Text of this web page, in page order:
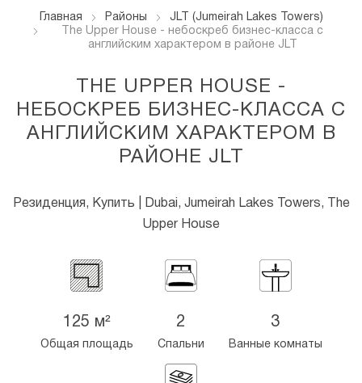
Главная Районы
JLT (Jumeirah Lakes Towers)
The Upper House - небоскреб бизнес-класса с
английским характером в районе JLT
THE UPPER HOUSE -
НЕБОСКРЕБ БИЗНЕС-КЛАССА С
АНГЛИЙСКИМ ХАРАКТЕРОМ В
РАЙОНЕ JLT
Резиденция, Купить | Dubai, Jumeirah Lakes Towers, The
Upper House
125 м²
Общая площадь
2
Спальни
3
Ванные комнаты